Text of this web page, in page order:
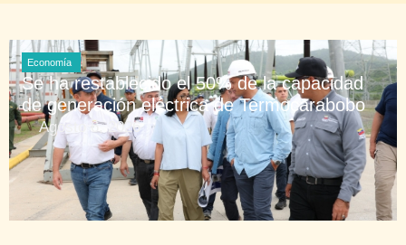
Economía
Se ha restablecido el 50% de la capacidad
de generación eléctrica de Termocarabobo
Agosto 6, 2026